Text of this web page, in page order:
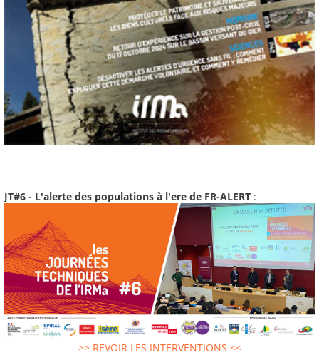
JT#6 - L'alerte des populations à l'ere de FR-ALERT :
>> REVOIR LES INTERVENTIONS <<